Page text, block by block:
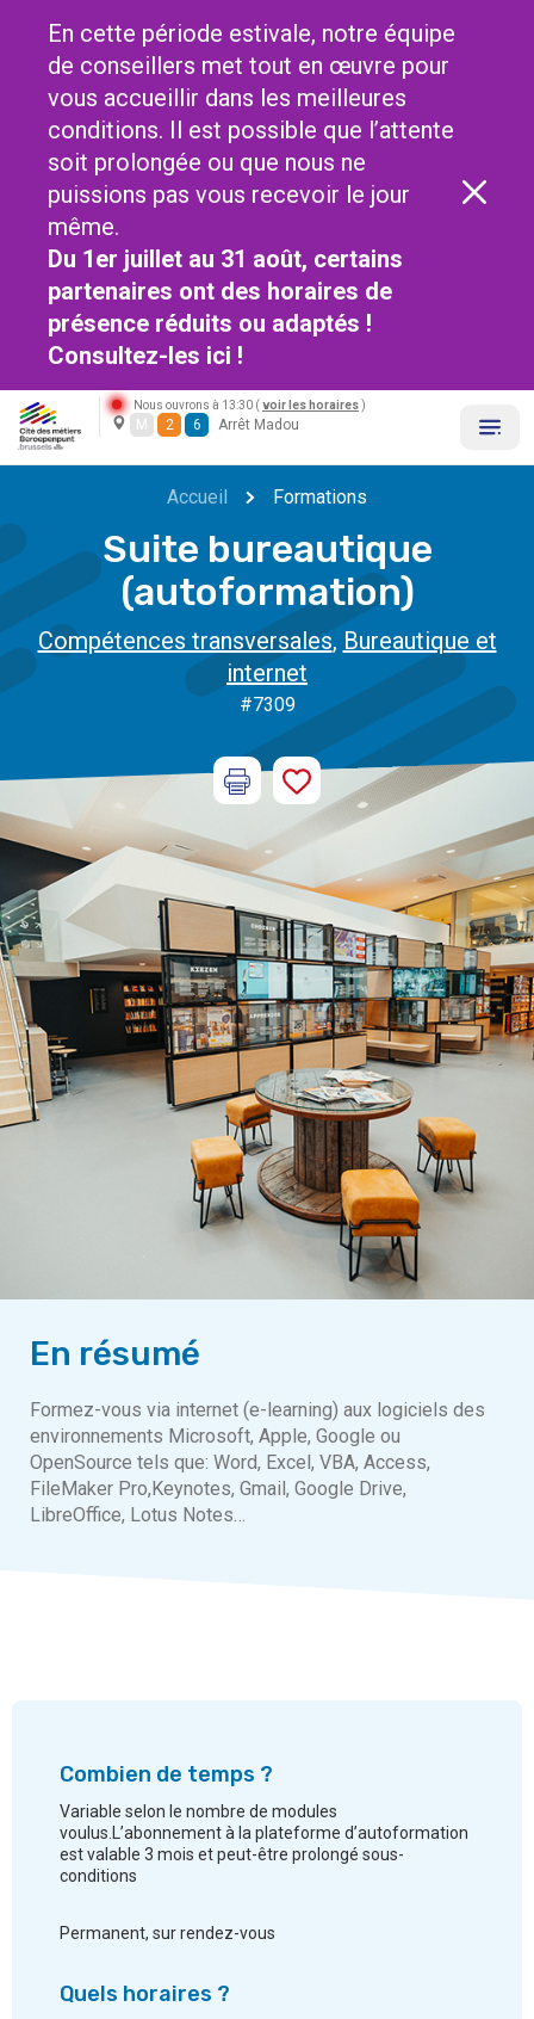
En cette période estivale, notre équipe
de conseillers met tout en œuvre pour
vous accueillir dans les meilleures
conditions. Il est possible que l’attente
soit prolongée ou que nous ne
puissions pas vous recevoir le jour
même.
Du 1er juillet au 31 août, certains
partenaires ont des horaires de
présence réduits ou adaptés !
Consultez-les ici !
Nous ouvrons à 13:30 ( voir les horaires )
M 2 6 Arrêt Madou
Accueil Formations
Suite bureautique
(autoformation)
Compétences transversales, Bureautique et
internet
#7309
En résumé
Formez-vous via internet (e-learning) aux logiciels des
environnements Microsoft, Apple, Google ou
OpenSource tels que: Word, Excel, VBA, Access,
FileMaker Pro,Keynotes, Gmail, Google Drive,
LibreOffice, Lotus Notes…
Combien de temps ?
Variable selon le nombre de modules
voulus.L’abonnement à la plateforme d’autoformation
est valable 3 mois et peut-être prolongé sous-
conditions
Permanent, sur rendez-vous
Quels horaires ?